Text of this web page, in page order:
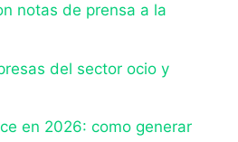
notas de prensa a la
del sector ocio y
en 2026: como generar